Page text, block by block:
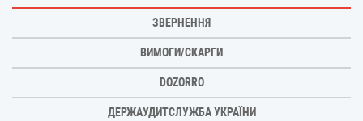
ЗВЕРНЕННЯ
ВИМОГИ/СКАРГИ
DOZORRO
ДЕРЖАУДИТСЛУЖБА УКРАЇНИ